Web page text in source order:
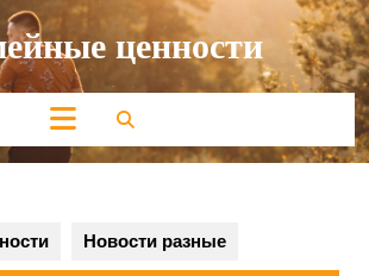
ценности
Кнопка
Открыть
Новости разные